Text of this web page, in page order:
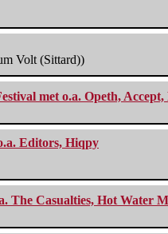
Volt (Sittard))
met o.a. Opeth,
Editors, Hiqpy
The Casualties, Hot Water